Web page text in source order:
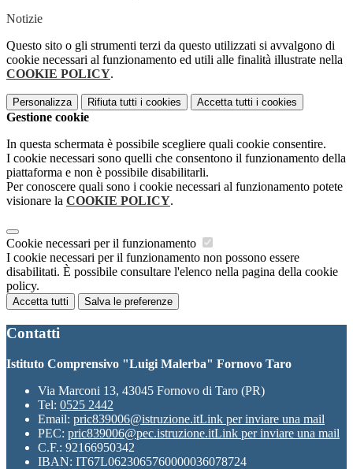
Notizie
Questo sito o gli strumenti terzi da questo utilizzati si avvalgono di
cookie necessari al funzionamento ed utili alle finalità illustrate nella
COOKIE POLICY.
Personalizza Rifiuta tutti i cookies Accetta tutti i cookies
Gestione cookie
In questa schermata è possibile scegliere quali cookie consentire.
I cookie necessari sono quelli che consentono il funzionamento della
piattaforma e non è possibile disabilitarli.
Per conoscere quali sono i cookie necessari al funzionamento potete
visionare la COOKIE POLICY.
Cookie necessari per il funzionamento
I cookie necessari per il funzionamento non possono essere
disabilitati. È possibile consultare l'elenco nella pagina della cookie
policy.
Accetta tutti Salva le preferenze
Contatti
Istituto Comprensivo "Luigi Malerba" Fornovo Taro
Via Marconi 13, 43045 Fornovo di Taro (PR)
Tel: 0525 2442
Email: pric839006@istruzione.itLink per inviare una mail
PEC: pric839006@pec.istruzione.itLink per inviare una mail
C.F.: 92166950342
IBAN: IT67L0623065760000036078724